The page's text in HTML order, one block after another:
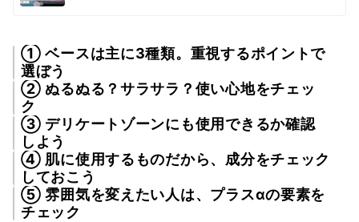
① ベースは主に3種類。重視するポイントで
選ぼう
② ぬるぬる？サラサラ？使い心地をチェッ
ク
③ デリケートゾーンにも使用できるか確認
しよう
④ 肌に使用するものだから、成分をチェック
しておこう
⑤ 雰囲気を変えたい人は、プラスαの要素を
チェック